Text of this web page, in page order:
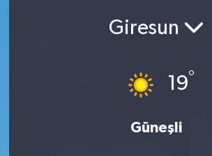
Giresun
19°
Güneşli